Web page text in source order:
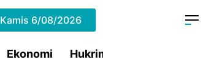
Kamis 6/08/2026
Ekonomi Hukrim